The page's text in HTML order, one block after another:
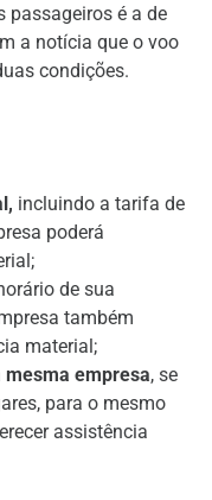
passageiros é a de
a notícia que o voo
condições.
incluindo a tarifa de
poderá
de sua
também
material;
mesma empresa, se
para o mesmo
assistência